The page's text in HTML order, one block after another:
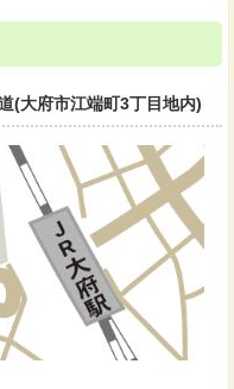
(大府市江端町3丁目地内)